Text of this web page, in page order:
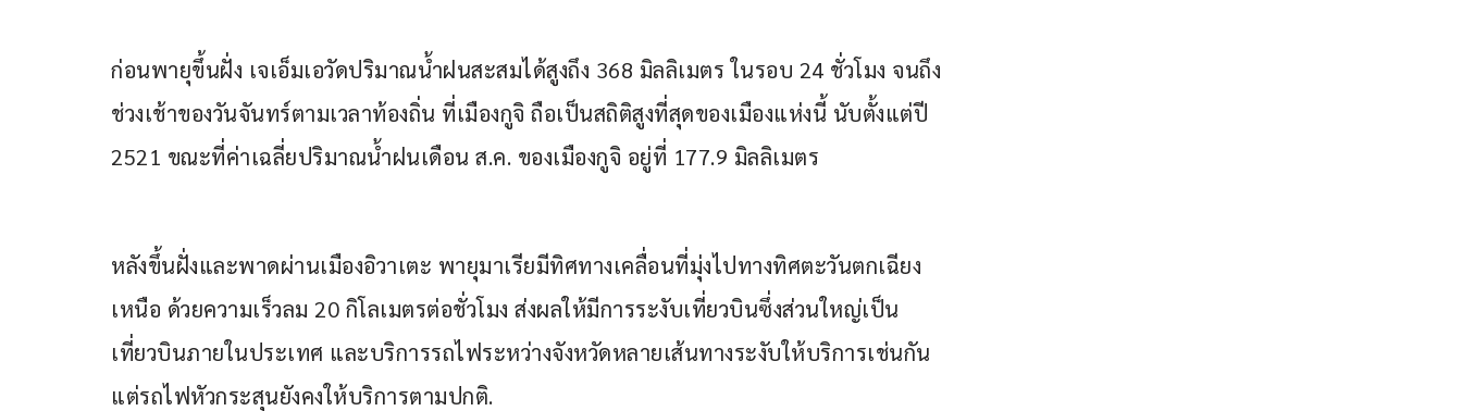
ก่อนพายุขึ้นฝั่ง เจเอ็มเอวัดปริมาณน้ำฝนสะสมได้สูงถึง 368 มิลลิเมตร ในรอบ 24 ชั่วโมง จนถึง
ช่วงเช้าของวันจันทร์ตามเวลาท้องถิ่น ที่เมืองกูจิ ถือเป็นสถิติสูงที่สุดของเมืองแห่งนี้ นับตั้งแต่ปี
2521 ขณะที่ค่าเฉลี่ยปริมาณน้ำฝนเดือน ส.ค. ของเมืองกูจิ อยู่ที่ 177.9 มิลลิเมตร
หลังขึ้นฝั่งและพาดผ่านเมืองอิวาเตะ พายุมาเรียมีทิศทางเคลื่อนที่มุ่งไปทางทิศตะวันตกเฉียง
เหนือ ด้วยความเร็วลม 20 กิโลเมตรต่อชั่วโมง ส่งผลให้มีการระงับเที่ยวบินซึ่งส่วนใหญ่เป็น
เที่ยวบินภายในประเทศ และบริการรถไฟระหว่างจังหวัดหลายเส้นทางระงับให้บริการเช่นกัน
แต่รถไฟหัวกระสุนยังคงให้บริการตามปกติ.